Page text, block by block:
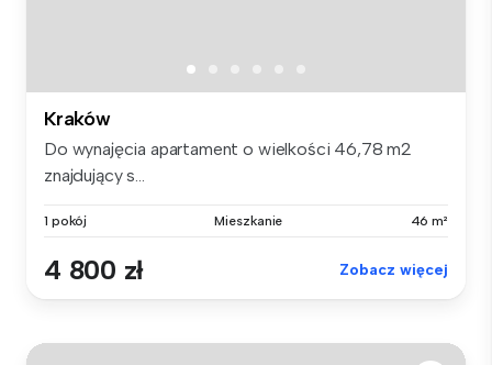
Kraków
Do wynajęcia apartament o wielkości 46,78 m2
znajdujący s...
1 pokój Mieszkanie 46 m²
4 800 zł Zobacz więcej